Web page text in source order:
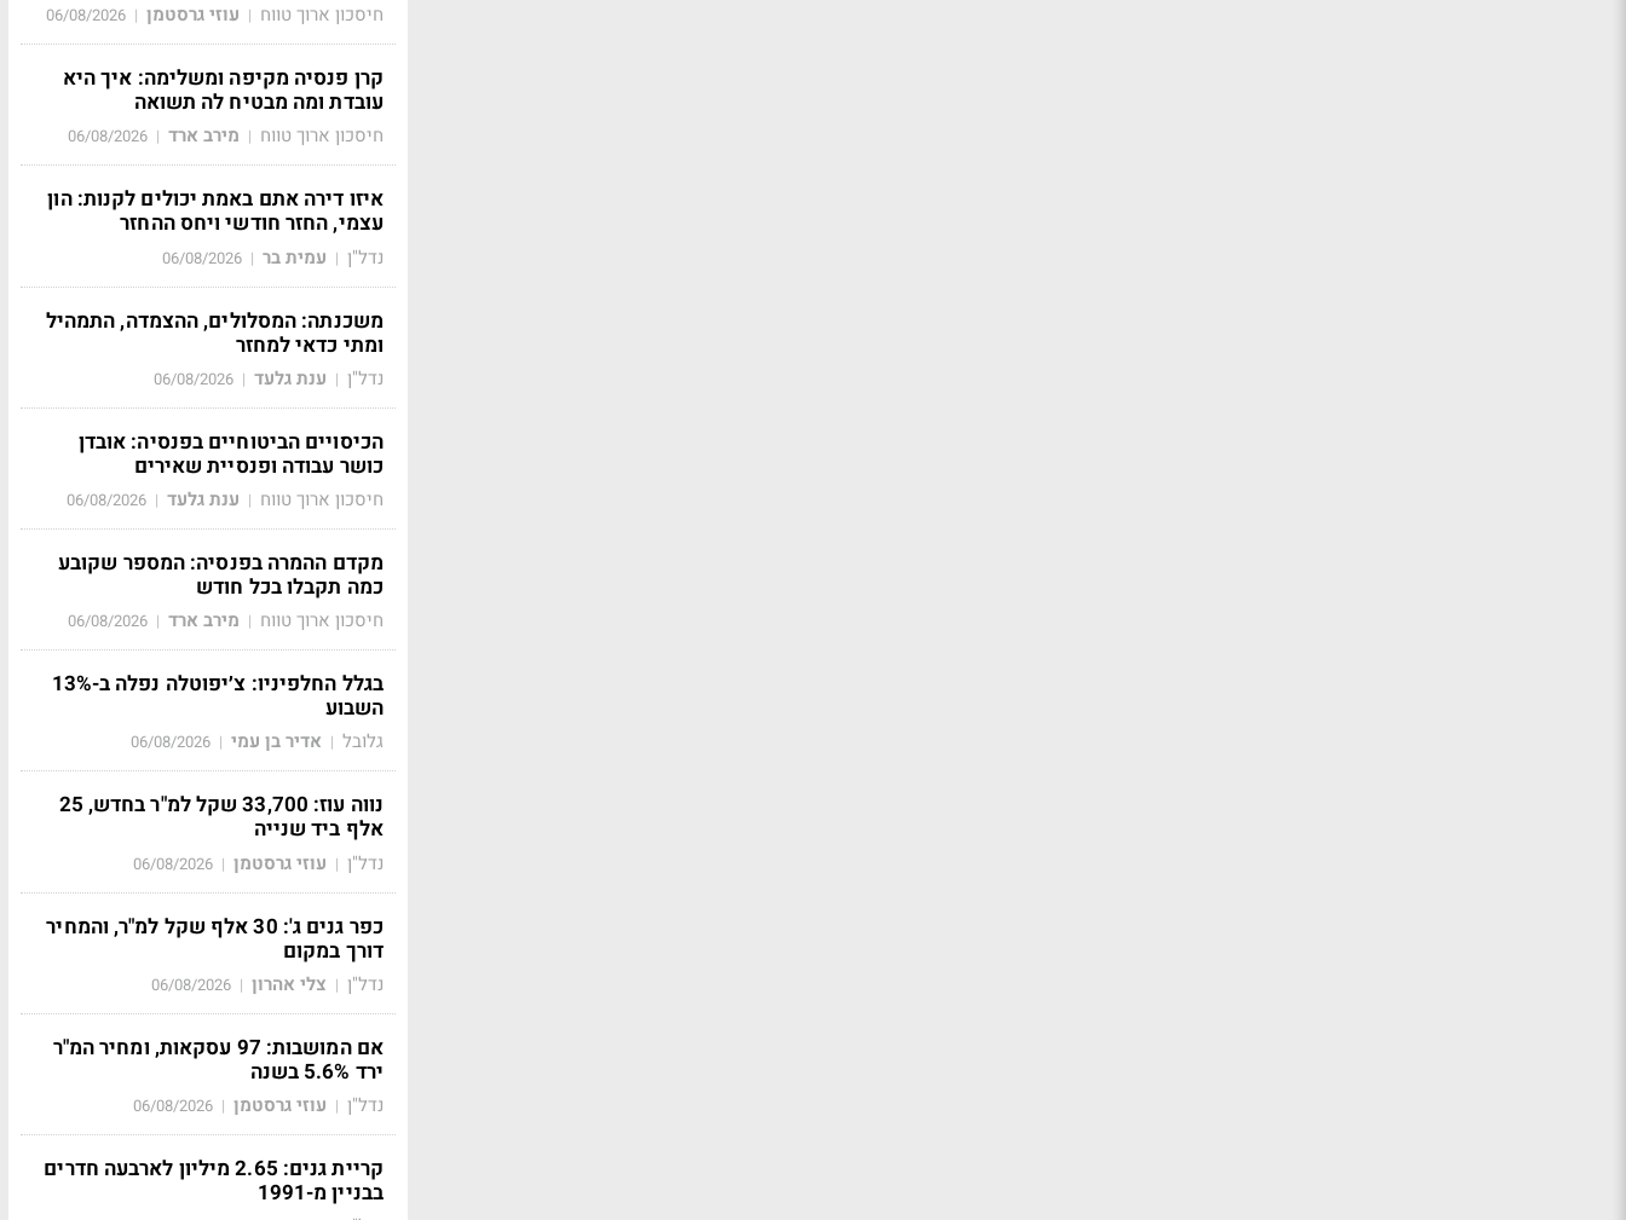
חיסכון ארוך טווח | עוזי גרסטמן |
06/08/2026
קרן פנסיה מקיפה ומשלימה: איך היא
עובדת ומה מבטיח לה תשואה
חיסכון ארוך טווח | מירב ארד |
06/08/2026
איזו דירה אתם באמת יכולים לקנות: הון
עצמי, החזר חודשי ויחס ההחזר
נדל"ן | עמית בר |
06/08/2026
משכנתה: המסלולים, ההצמדה, התמהיל
ומתי כדאי למחזר
נדל"ן | ענת גלעד |
06/08/2026
הכיסויים הביטוחיים בפנסיה: אובדן
כושר עבודה ופנסיית שאירים
חיסכון ארוך טווח | ענת גלעד |
06/08/2026
מקדם ההמרה בפנסיה: המספר שקובע
כמה תקבלו בכל חודש
חיסכון ארוך טווח | מירב ארד |
06/08/2026
בגלל החלפיניו: צ׳יפוטלה נפלה ב-13%
השבוע
גלובל | אדיר בן עמי |
06/08/2026
נווה עוז: 33,700 שקל למ"ר בחדש, 25
אלף ביד שנייה
נדל"ן | עוזי גרסטמן |
06/08/2026
כפר גנים ג': 30 אלף שקל למ"ר, והמחיר
דורך במקום
נדל"ן | צלי אהרון |
06/08/2026
אם המושבות: 97 עסקאות, ומחיר המ"ר
ירד 5.6% בשנה
נדל"ן | עוזי גרסטמן |
06/08/2026
קריית גנים: 2.65 מיליון לארבעה חדרים
בבניין מ-1991